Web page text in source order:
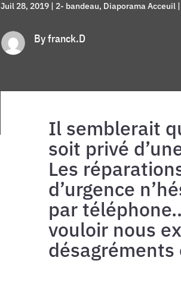
Juil 28, 2019 2- bandeau, Diaporama Acceuil
By franck.D
Il semblerait
soit privé
Les
d’urgence
par
vouloir nous
désagréments